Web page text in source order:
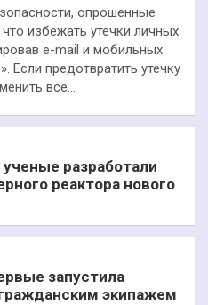
опрошенные
избежать утечки личных
e-mail и мобильных
Если предотвратить утечку
все…
разработали
реактора нового
запустила
экипажем